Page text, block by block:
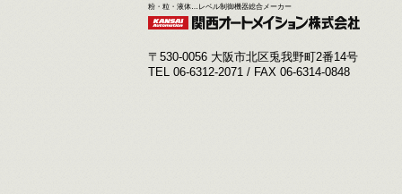
粉・粒・液体…レベル制御機器総合メーカー
〒530-0056 大阪市北区兎我野町2番14号
TEL 06-6312-2071 / FAX 06-6314-0848